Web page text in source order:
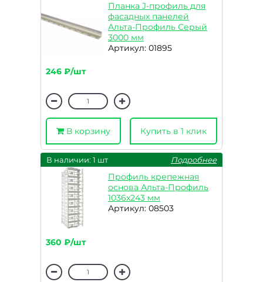
Планка J-профиль для
фасадных панелей
Альта-Профиль Серый
3000 мм
Артикул: 01895
246 ₽/шт
В корзину Купить в 1 клик
В наличии: 1 шт Подробнее
Профиль крепежная
основа Альта-Профиль
1036x243 мм
Артикул: 08503
360 ₽/шт